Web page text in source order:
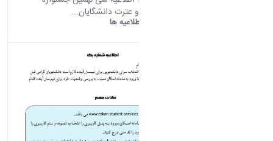
سراسری قرآن و عترت دانشگایان...
اطلاعیه ها